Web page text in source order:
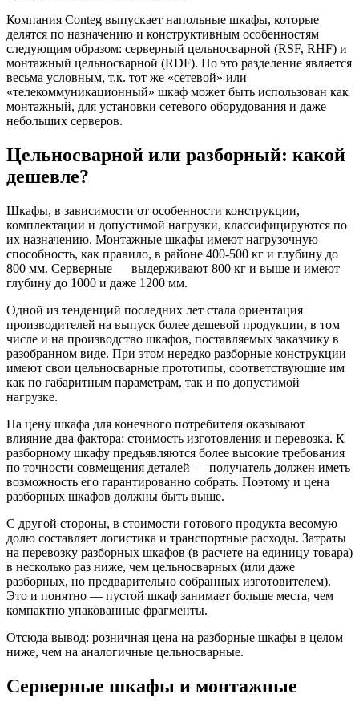
Компания Conteg выпускает напольные шкафы, которые
делятся по назначению и конструктивным особенностям
следующим образом: серверный цельносварной (RSF, RHF) и
монтажный цельносварной (RDF). Но это разделение является
весьма условным, т.к. тот же «сетевой» или
«телекоммуникационный» шкаф может быть использован как
монтажный, для установки сетевого оборудования и даже
небольших серверов.
Цельносварной или разборный: какой
дешевле?
Шкафы, в зависимости от особенности конструкции,
комплектации и допустимой нагрузки, классифицируются по
их назначению. Монтажные шкафы имеют нагрузочную
способность, как правило, в районе 400-500 кг и глубину до
800 мм. Серверные — выдерживают 800 кг и выше и имеют
глубину до 1000 и даже 1200 мм.
Одной из тенденций последних лет стала ориентация
производителей на выпуск более дешевой продукции, в том
числе и на производство шкафов, поставляемых заказчику в
разобранном виде. При этом нередко разборные конструкции
имеют свои цельносварные прототипы, соответствующие им
как по габаритным параметрам, так и по допустимой
нагрузке.
На цену шкафа для конечного потребителя оказывают
влияние два фактора: стоимость изготовления и перевозка. К
разборному шкафу предъявляются более высокие требования
по точности совмещения деталей — получатель должен иметь
возможность его гарантированно собрать. Поэтому и цена
разборных шкафов должны быть выше.
С другой стороны, в стоимости готового продукта весомую
долю составляет логистика и транспортные расходы. Затраты
на перевозку разборных шкафов (в расчете на единицу товара)
в несколько раз ниже, чем цельносварных (или даже
разборных, но предварительно собранных изготовителем).
Это и понятно — пустой шкаф занимает больше места, чем
компактно упакованные фрагменты.
Отсюда вывод: розничная цена на разборные шкафы в целом
ниже, чем на аналогичные цельносварные.
Серверные шкафы и монтажные